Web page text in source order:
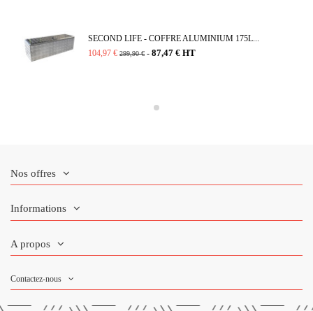
SECOND LIFE - COFFRE ALUMINIUM 175L...
104,97 € 299,90 € - 87,47 € HT
Nos offres
Informations
A propos
Contactez-nous